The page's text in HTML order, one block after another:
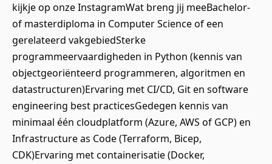
kijkje op onze InstagramWat breng jij meeBachelor-
of masterdiploma in Computer Science of een
gerelateerd vakgebiedSterke
programmeervaardigheden in Python (kennis van
objectgeoriënteerd programmeren, algoritmen en
datastructuren)Ervaring met CI/CD, Git en software
engineering best practicesGedegen kennis van
minimaal één cloudplatform (Azure, AWS of GCP) en
Infrastructure as Code (Terraform, Bicep,
CDK)Ervaring met containerisatie (Docker,